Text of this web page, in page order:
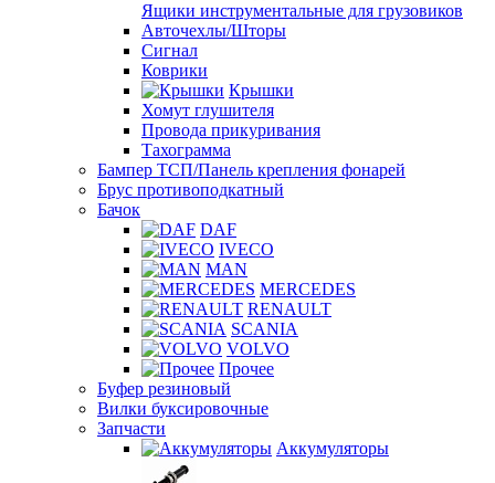
Ящики инструментальные для грузовиков
Авточехлы/Шторы
Сигнал
Коврики
Крышки
Хомут глушителя
Провода прикуривания
Тахограмма
Бампер ТСП/Панель крепления фонарей
Брус противоподкатный
Бачок
DAF
IVECO
MAN
MERCEDES
RENAULT
SCANIA
VOLVO
Прочее
Буфер резиновый
Вилки буксировочные
Запчасти
Аккумуляторы